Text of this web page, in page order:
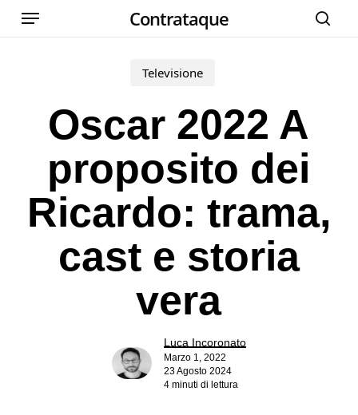
Skip
Contrataque
Menu
Televisione
Oscar 2022 A
proposito dei
Ricardo: trama,
cast e storia
vera
Luca Incoronato
Marzo 1, 2022
23 Agosto 2024
4 minuti di lettura